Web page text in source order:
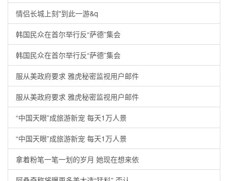
情侣长城上刻"到此一游&q
韩国民众在首尔举行反“萨德”集会
韩国民众在首尔举行反“萨德”集会
服从美政府要求 雅虎秘密监视用户邮件
服从美政府要求 雅虎秘密监视用户邮件
“中国天眼”成旅游新宠 每天1万人景
“中国天眼”成旅游新宠 每天1万人景
拿着粉笔一笔一划的岁月 她现在想来依